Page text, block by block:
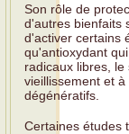
Son rôle de
d'autres bienfaits
d'activer certains
qu'antioxydant
radicaux libres,
vieillissement et
dégénératifs.
Certaines études